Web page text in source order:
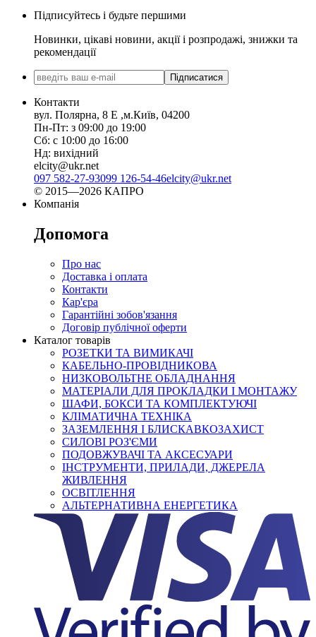
Підписуйтесь і будьте першими
Новинки, цікаві новини, акції і розпродажі, знижки та
рекомендації
Підписатися
Контакти
вул. Полярна, 8 Е ,м.Київ, 04200
Пн-Пт: з 09:00 до 19:00
Сб: с 10:00 до 16:00
Нд: вихідний
elcity@ukr.net
097 582-27-93099 126-54-46elcity@ukr.net
© 2015—2026 КАПРО
Компанія
Допомога
Про нас
Доставка і оплата
Контакти
Кар'єра
Гарантійні зобов'язання
Договір публічної оферти
Каталог товарів
РОЗЕТКИ ТА ВИМИКАЧІ
КАБЕЛЬНО-ПРОВІДНИКОВА
НИЗКОВОЛЬТНЕ ОБЛАДНАННЯ
МАТЕРІАЛИ ДЛЯ ПРОКЛАДКИ І МОНТАЖУ
ШАФИ, БОКСИ ТА КОМПЛЕКТУЮЧІ
КЛІМАТИЧНА ТЕХНІКА
ЗАЗЕМЛЕННЯ І БЛИСКАВКОЗАХИСТ
СИЛОВІ РОЗ'ЄМИ
ПОДОВЖУВАЧІ ТА АКСЕСУАРИ
ІНСТРУМЕНТИ, ПРИЛАДИ, ДЖЕРЕЛА
ЖИВЛЕННЯ
ОСВІТЛЕННЯ
АЛЬТЕРНАТИВНА ЕНЕРГЕТИКА